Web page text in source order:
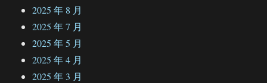
2025 年 8 月
2025 年 7 月
2025 年 5 月
2025 年 4 月
2025 年 3 月